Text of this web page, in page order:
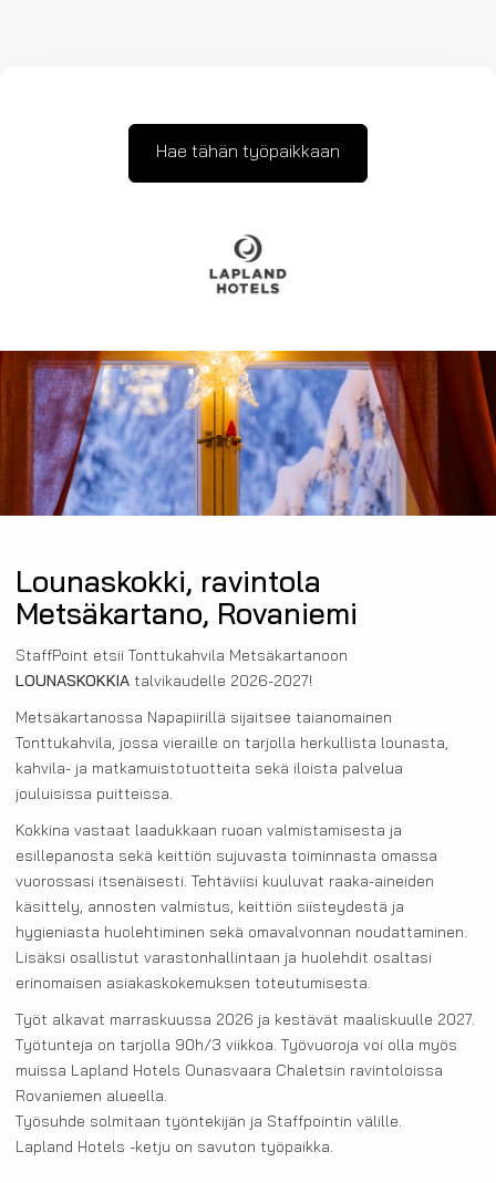
Hae tähän työpaikkaan
Lounaskokki, ravintola
Metsäkartano, Rovaniemi
StaffPoint etsii Tonttukahvila Metsäkartanoon
LOUNASKOKKIA talvikaudelle 2026-2027!
Metsäkartanossa Napapiirillä sijaitsee taianomainen
Tonttukahvila, jossa vieraille on tarjolla herkullista lounasta,
kahvila- ja matkamuistotuotteita sekä iloista palvelua
jouluisissa puitteissa.
Kokkina vastaat laadukkaan ruoan valmistamisesta ja
esillepanosta sekä keittiön sujuvasta toiminnasta omassa
vuorossasi itsenäisesti. Tehtäviisi kuuluvat raaka-aineiden
käsittely, annosten valmistus, keittiön siisteydestä ja
hygieniasta huolehtiminen sekä omavalvonnan noudattaminen.
Lisäksi osallistut varastonhallintaan ja huolehdit osaltasi
erinomaisen asiakaskokemuksen toteutumisesta.
Työt alkavat marraskuussa 2026 ja kestävät maaliskuulle 2027.
Työtunteja on tarjolla 90h/3 viikkoa. Työvuoroja voi olla myös
muissa Lapland Hotels Ounasvaara Chaletsin ravintoloissa
Rovaniemen alueella.
Työsuhde solmitaan työntekijän ja Staffpointin välille.
Lapland Hotels -ketju on savuton työpaikka.